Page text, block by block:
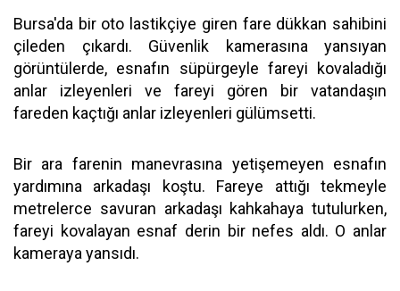
Bursa'da bir oto lastikçiye giren fare dükkan sahibini
çileden çıkardı. Güvenlik kamerasına yansıyan
görüntülerde, esnafın süpürgeyle fareyi kovaladığı
anlar izleyenleri ve fareyi gören bir vatandaşın
fareden kaçtığı anlar izleyenleri gülümsetti.
Bir ara farenin manevrasına yetişemeyen esnafın
yardımına arkadaşı koştu. Fareye attığı tekmeyle
metrelerce savuran arkadaşı kahkahaya tutulurken,
fareyi kovalayan esnaf derin bir nefes aldı. O anlar
kameraya yansıdı.